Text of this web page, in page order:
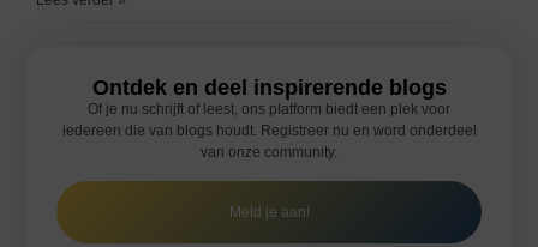
Ontdek en deel inspirerende blogs
Of je nu schrijft of leest, ons platform biedt een plek voor
iedereen die van blogs houdt. Registreer nu en word onderdeel
van onze community.
Meld je aan!